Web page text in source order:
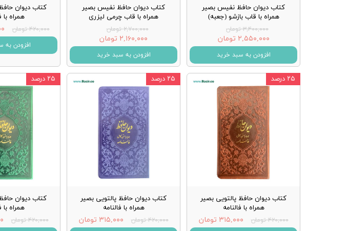
کتاب دیوان حافظ نفیس بصیر
همراه با قاب بازشو (جعبه)
۳,۴۰۰,۰۰۰ تومان
۲,۵۵۰,۰۰۰ تومان
افزودن به سبد خرید
کتاب دیوان حافظ نفیس بصیر
همراه با قاب چرمی لیزری
۲,۷۰۰,۰۰۰ تومان
۲,۱۶۰,۰۰۰ تومان
افزودن به سبد خرید
کتاب دیوان
همراه با
۴۲۰,۰۰۰ تومان
افزودن به
کتاب دیوان حافظ پالتویی بصیر
همراه با فالنامه
۴۲۰,۰۰۰ تومان ۳۱۵,۰۰۰ تومان
۲۵ درصد
کتاب دیوان حافظ پالتویی بصیر
همراه با فالنامه
۴۲۰,۰۰۰ تومان ۳۱۵,۰۰۰ تومان
۲۵ درصد
کتاب دیوان
همراه با
۴۲۰,۰۰۰ تومان
۲۵ درصد